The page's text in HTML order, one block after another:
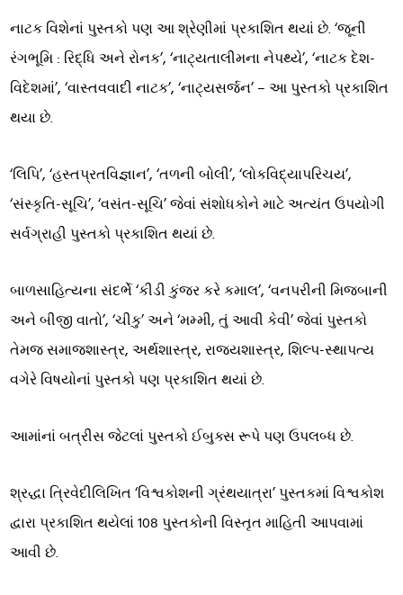
નાટક વિશેનાં પુસ્તકો પણ આ શ્રેણીમાં પ્રકાશિત થયાં છે. ‘જૂની
રંગભૂમિ : રિદ્ધિ અને રોનક’, ‘નાટ્યતાલીમના નેપથ્યે’, ‘નાટક દેશ-
વિદેશમાં’, ‘વાસ્તવવાદી નાટક’, ‘નાટ્યસર્જન’ – આ પુસ્તકો પ્રકાશિત
થયા છે.
‘લિપિ’, ‘હસ્તપ્રતવિજ્ઞાન’, ‘તળની બોલી’, ‘લોકવિદ્યાપરિચય’,
‘સંસ્કૃતિ-સૂચિ’, ‘વસંત-સૂચિ’ જેવાં સંશોધકોને માટે અત્યંત ઉપયોગી
સર્વગ્રાહી પુસ્તકો પ્રકાશિત થયાં છે.
બાળસાહિત્યના સંદર્ભે ‘કીડી કુંજર કરે કમાલ’, ‘વનપરીની મિજબાની
અને બીજી વાતો’, ‘ચીકુ’ અને ‘મમ્મી, તું આવી કેવી’ જેવાં પુસ્તકો
તેમજ સમાજશાસ્ત્ર, અર્થશાસ્ત્ર, રાજ્યશાસ્ત્ર, શિલ્પ-સ્થાપત્ય
વગેરે વિષયોનાં પુસ્તકો પણ પ્રકાશિત થયાં છે.
આમાંનાં બત્રીસ જેટલાં પુસ્તકો ઈબુક્સ રૂપે પણ ઉપલબ્ધ છે.
શ્રદ્ધા ત્રિવેદીલિખિત ‘વિશ્વકોશની ગ્રંથયાત્રા’ પુસ્તકમાં વિશ્વકોશ
દ્વારા પ્રકાશિત થયેલાં 108 પુસ્તકોની વિસ્તૃત માહિતી આપવામાં
આવી છે.